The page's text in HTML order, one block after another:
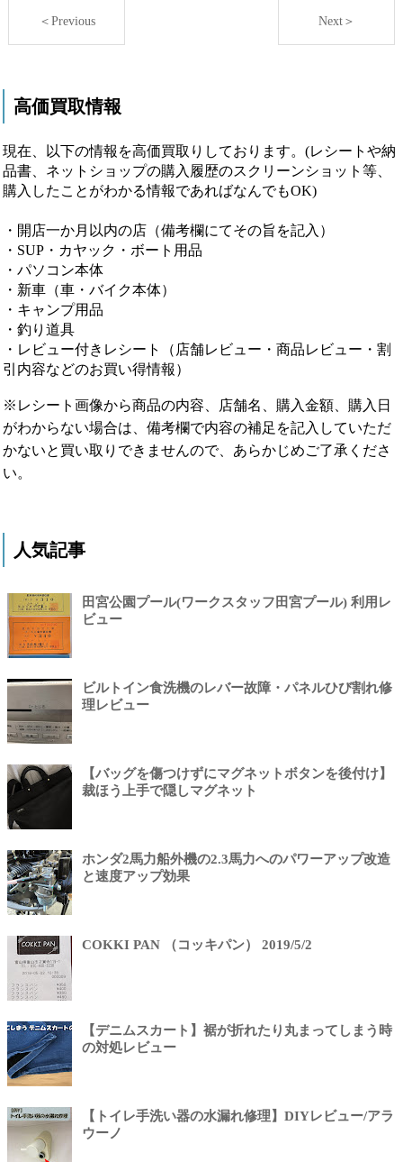
＜Previous Next＞
高価買取情報
現在、以下の情報を高価買取りしております。(レシートや納
品書、ネットショップの購入履歴のスクリーンショット等、
購入したことがわかる情報であればなんでもOK)
・開店一か月以内の店（備考欄にてその旨を記入）
・SUP・カヤック・ボート用品
・パソコン本体
・新車（車・バイク本体）
・キャンプ用品
・釣り道具
・レビュー付きレシート（店舗レビュー・商品レビュー・割
引内容などのお買い得情報）
※レシート画像から商品の内容、店舗名、購入金額、購入日
がわからない場合は、備考欄で内容の補足を記入していただ
かないと買い取りできませんので、あらかじめご了承くださ
い。
人気記事
田宮公園プール(ワークスタッフ田宮プール) 利用レ
ビュー
ビルトイン食洗機のレバー故障・パネルひび割れ修
理レビュー
【バッグを傷つけずにマグネットボタンを後付け】
裁ほう上手で隠しマグネット
ホンダ2馬力船外機の2.3馬力へのパワーアップ改造
と速度アップ効果
COKKI PAN （コッキパン） 2019/5/2
【デニムスカート】裾が折れたり丸まってしまう時
の対処レビュー
【トイレ手洗い器の水漏れ修理】DIYレビュー/アラ
ウーノ